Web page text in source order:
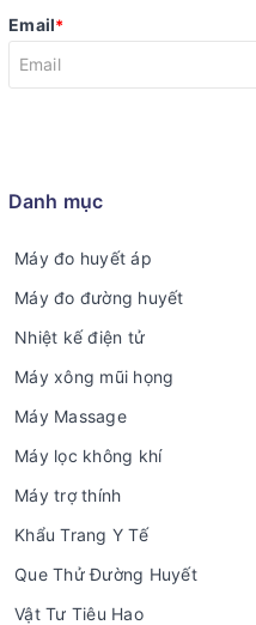
Email*
Danh mục
Máy đo huyết áp
Máy đo đường huyết
Nhiệt kế điện tử
Máy xông mũi họng
Máy Massage
Máy lọc không khí
Máy trợ thính
Khẩu Trang Y Tế
Que Thử Đường Huyết
Vật Tư Tiêu Hao